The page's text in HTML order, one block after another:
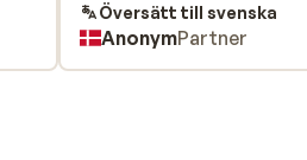
Översätt till svenska
AnonymPartner